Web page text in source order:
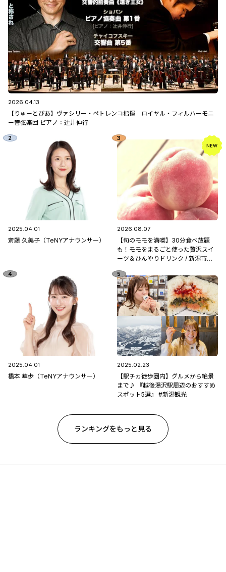
2026.04.13
【りゅーとぴあ】ヴァシリー・ペトレンコ指揮 ロイヤル・フィルハーモニ
ー管弦楽団 ピアノ：辻󠄀井伸行
2025.04.01
斎藤 久美子（TeNYアナウンサー）
2026.08.07
【旬のモモを満喫】30分食べ放題
も！モモをまるごと使った贅沢スイ
ーツ＆ひんやりドリンク / 新潟市南
2025.04.01
橋本 華歩（TeNYアナウンサー）
2025.02.23
【駅チカ徒歩圏内】グルメから絶景
まで♪ 『越後湯沢駅周辺のおすすめ
スポット5選』 #新潟観光
ランキングをもっと見る